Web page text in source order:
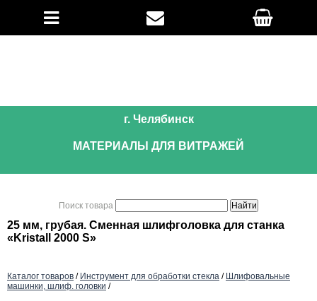
г. Челябинск
МАТЕРИАЛЫ ДЛЯ ВИТРАЖЕЙ
Поиск товара
25 мм, грубая. Сменная шлифголовка для станка
«Kristall 2000 S»
Каталог товаров / Инструмент для обработки стекла / Шлифовальные
машинки, шлиф. головки /